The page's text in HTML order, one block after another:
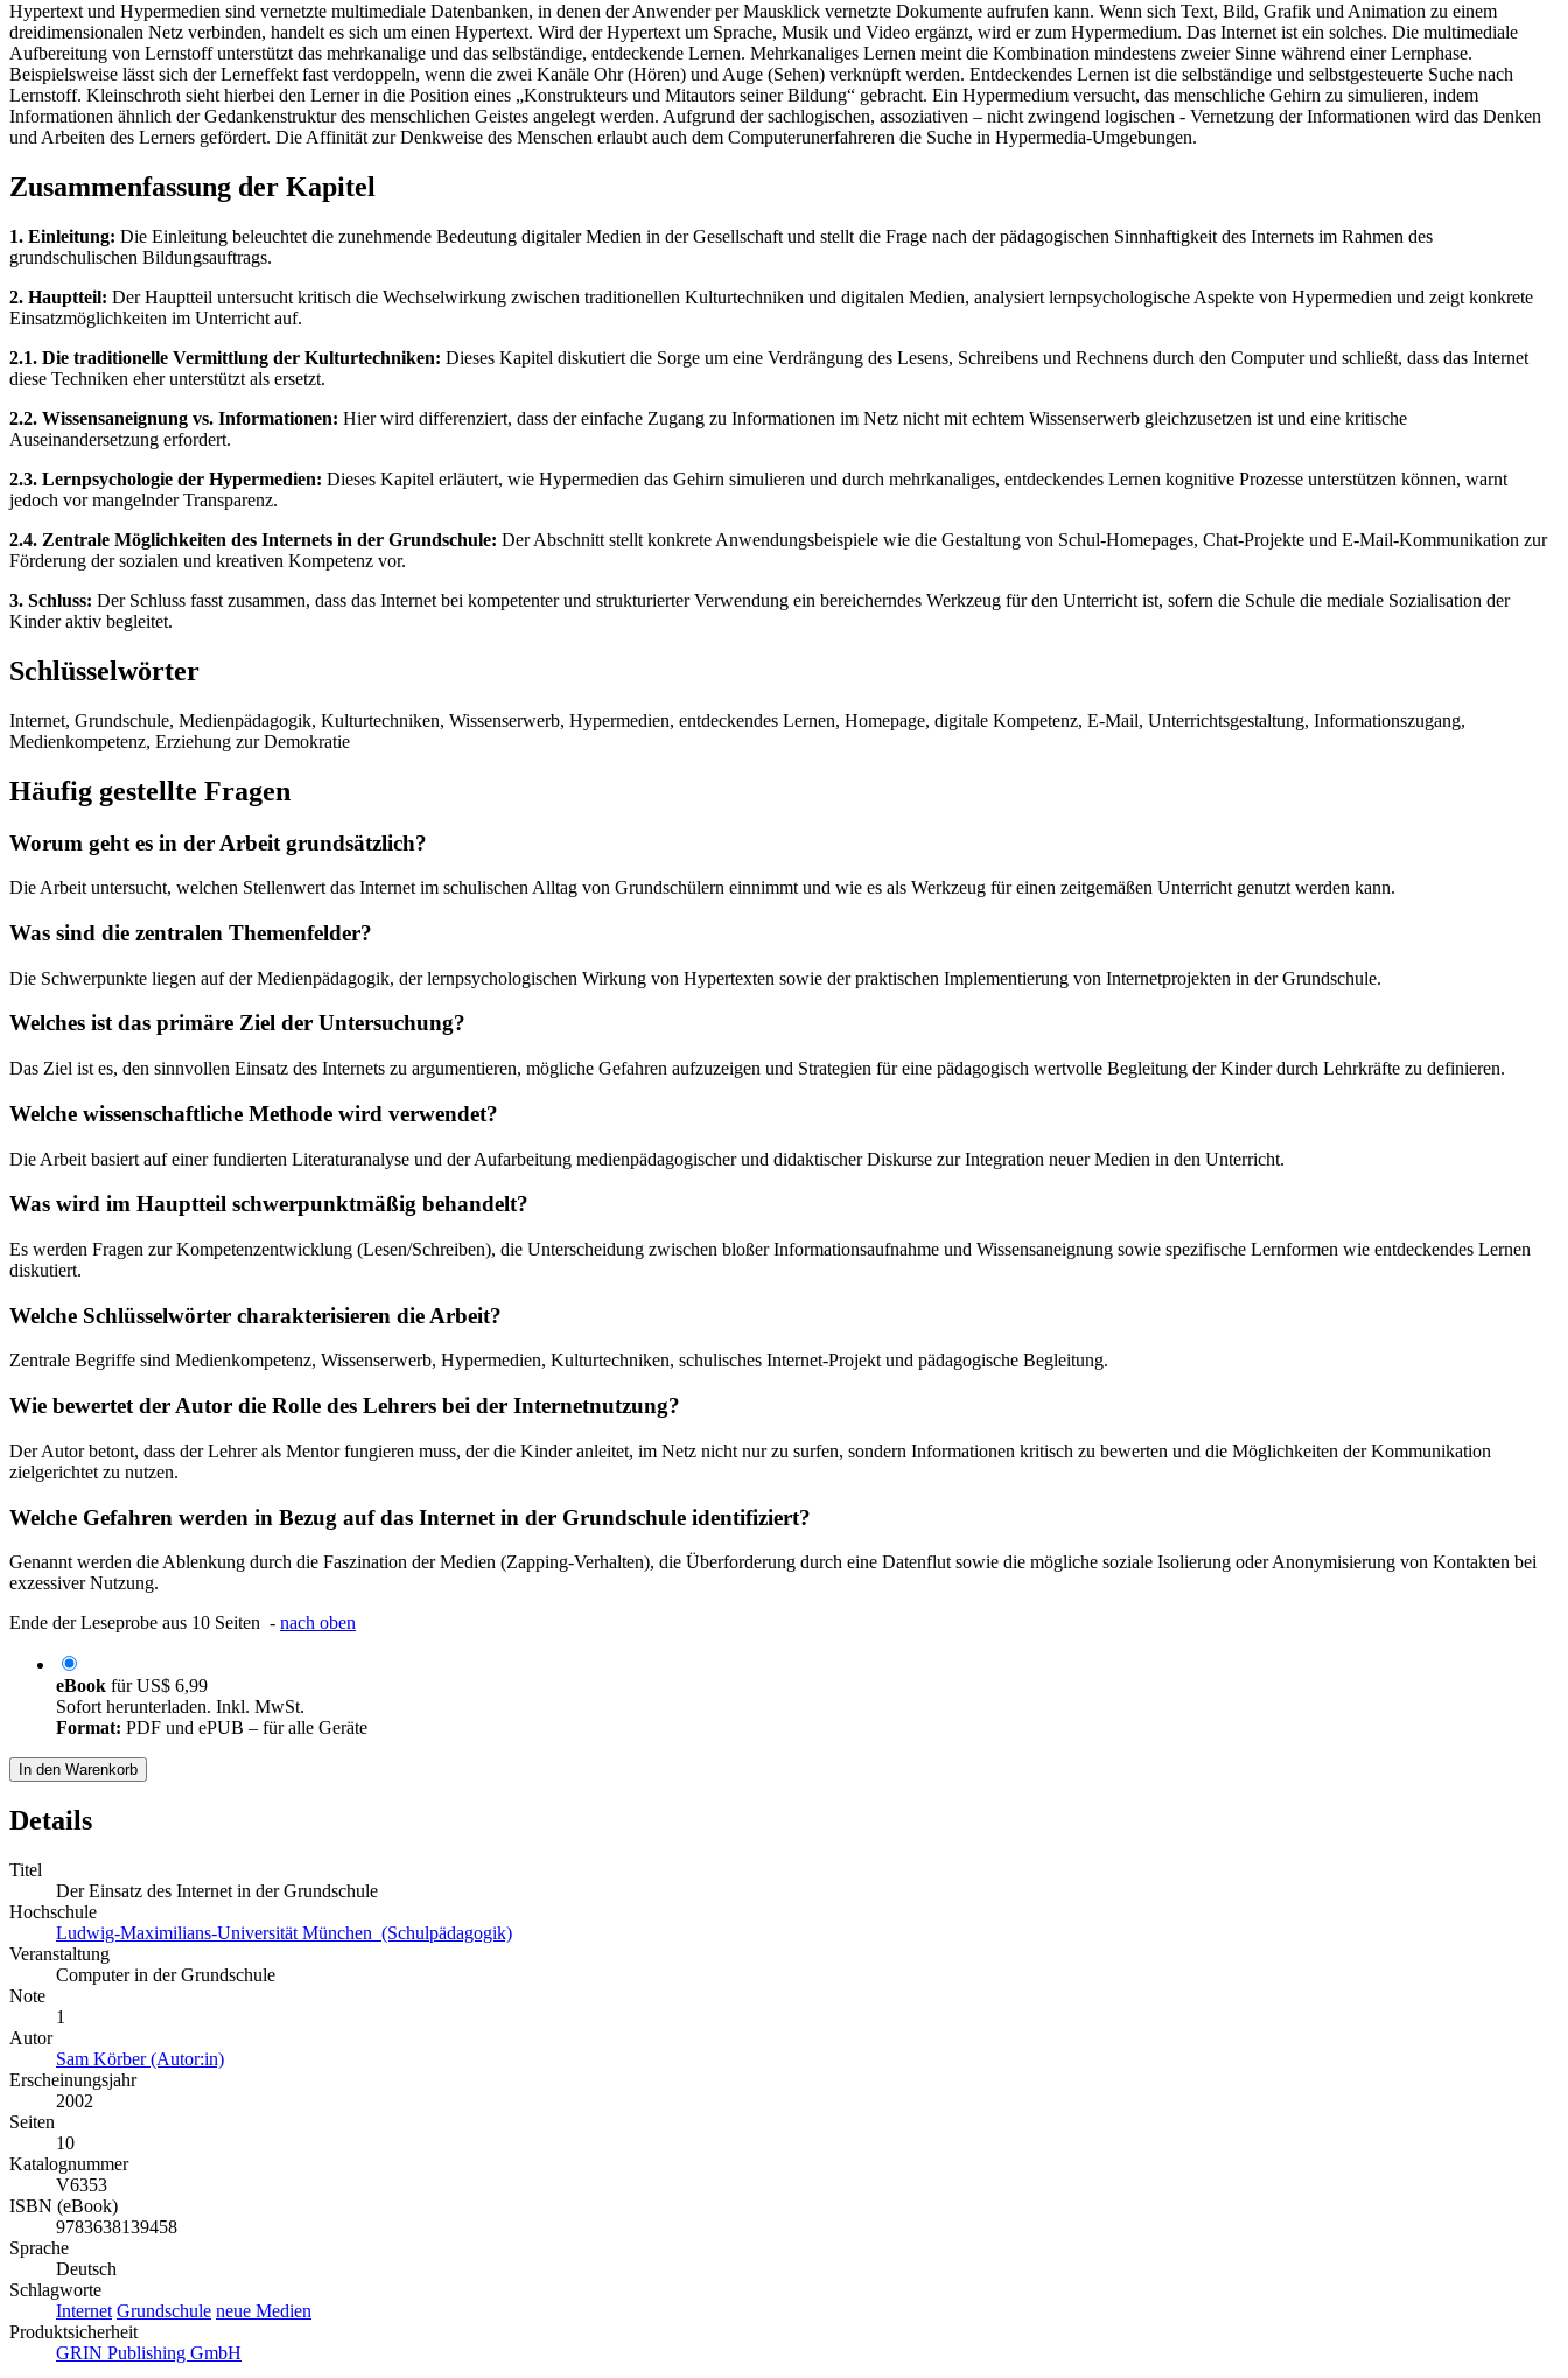
Hypertext und Hypermedien sind vernetzte multimediale Datenbanken, in denen der Anwender per Mausklick vernetzte Dokumente aufrufen kann. Wenn sich Text, Bild, Grafik und Animation zu einem
dreidimensionalen Netz verbinden, handelt es sich um einen Hypertext. Wird der Hypertext um Sprache, Musik und Video ergänzt, wird er zum Hypermedium. Das Internet ist ein solches. Die multimediale
Aufbereitung von Lernstoff unterstützt das mehrkanalige und das selbständige, entdeckende Lernen. Mehrkanaliges Lernen meint die Kombination mindestens zweier Sinne während einer Lernphase.
Beispielsweise lässt sich der Lerneffekt fast verdoppeln, wenn die zwei Kanäle Ohr (Hören) und Auge (Sehen) verknüpft werden. Entdeckendes Lernen ist die selbständige und selbstgesteuerte Suche nach
Lernstoff. Kleinschroth sieht hierbei den Lerner in die Position eines „Konstrukteurs und Mitautors seiner Bildung“ gebracht. Ein Hypermedium versucht, das menschliche Gehirn zu simulieren, indem
Informationen ähnlich der Gedankenstruktur des menschlichen Geistes angelegt werden. Aufgrund der sachlogischen, assoziativen – nicht zwingend logischen - Vernetzung der Informationen wird das Denken
und Arbeiten des Lerners gefördert. Die Affinität zur Denkweise des Menschen erlaubt auch dem Computerunerfahreren die Suche in Hypermedia-Umgebungen.
Zusammenfassung der Kapitel
1. Einleitung: Die Einleitung beleuchtet die zunehmende Bedeutung digitaler Medien in der Gesellschaft und stellt die Frage nach der pädagogischen Sinnhaftigkeit des Internets im Rahmen des
grundschulischen Bildungsauftrags.
2. Hauptteil: Der Hauptteil untersucht kritisch die Wechselwirkung zwischen traditionellen Kulturtechniken und digitalen Medien, analysiert lernpsychologische Aspekte von Hypermedien und zeigt konkrete
Einsatzmöglichkeiten im Unterricht auf.
2.1. Die traditionelle Vermittlung der Kulturtechniken: Dieses Kapitel diskutiert die Sorge um eine Verdrängung des Lesens, Schreibens und Rechnens durch den Computer und schließt, dass das Internet
diese Techniken eher unterstützt als ersetzt.
2.2. Wissensaneignung vs. Informationen: Hier wird differenziert, dass der einfache Zugang zu Informationen im Netz nicht mit echtem Wissenserwerb gleichzusetzen ist und eine kritische
Auseinandersetzung erfordert.
2.3. Lernpsychologie der Hypermedien: Dieses Kapitel erläutert, wie Hypermedien das Gehirn simulieren und durch mehrkanaliges, entdeckendes Lernen kognitive Prozesse unterstützen können, warnt
jedoch vor mangelnder Transparenz.
2.4. Zentrale Möglichkeiten des Internets in der Grundschule: Der Abschnitt stellt konkrete Anwendungsbeispiele wie die Gestaltung von Schul-Homepages, Chat-Projekte und E-Mail-Kommunikation zur
Förderung der sozialen und kreativen Kompetenz vor.
3. Schluss: Der Schluss fasst zusammen, dass das Internet bei kompetenter und strukturierter Verwendung ein bereicherndes Werkzeug für den Unterricht ist, sofern die Schule die mediale Sozialisation der
Kinder aktiv begleitet.
Schlüsselwörter
Internet, Grundschule, Medienpädagogik, Kulturtechniken, Wissenserwerb, Hypermedien, entdeckendes Lernen, Homepage, digitale Kompetenz, E-Mail, Unterrichtsgestaltung, Informationszugang,
Medienkompetenz, Erziehung zur Demokratie
Häufig gestellte Fragen
Worum geht es in der Arbeit grundsätzlich?
Die Arbeit untersucht, welchen Stellenwert das Internet im schulischen Alltag von Grundschülern einnimmt und wie es als Werkzeug für einen zeitgemäßen Unterricht genutzt werden kann.
Was sind die zentralen Themenfelder?
Die Schwerpunkte liegen auf der Medienpädagogik, der lernpsychologischen Wirkung von Hypertexten sowie der praktischen Implementierung von Internetprojekten in der Grundschule.
Welches ist das primäre Ziel der Untersuchung?
Das Ziel ist es, den sinnvollen Einsatz des Internets zu argumentieren, mögliche Gefahren aufzuzeigen und Strategien für eine pädagogisch wertvolle Begleitung der Kinder durch Lehrkräfte zu definieren.
Welche wissenschaftliche Methode wird verwendet?
Die Arbeit basiert auf einer fundierten Literaturanalyse und der Aufarbeitung medienpädagogischer und didaktischer Diskurse zur Integration neuer Medien in den Unterricht.
Was wird im Hauptteil schwerpunktmäßig behandelt?
Es werden Fragen zur Kompetenzentwicklung (Lesen/Schreiben), die Unterscheidung zwischen bloßer Informationsaufnahme und Wissensaneignung sowie spezifische Lernformen wie entdeckendes Lernen
diskutiert.
Welche Schlüsselwörter charakterisieren die Arbeit?
Zentrale Begriffe sind Medienkompetenz, Wissenserwerb, Hypermedien, Kulturtechniken, schulisches Internet-Projekt und pädagogische Begleitung.
Wie bewertet der Autor die Rolle des Lehrers bei der Internetnutzung?
Der Autor betont, dass der Lehrer als Mentor fungieren muss, der die Kinder anleitet, im Netz nicht nur zu surfen, sondern Informationen kritisch zu bewerten und die Möglichkeiten der Kommunikation
zielgerichtet zu nutzen.
Welche Gefahren werden in Bezug auf das Internet in der Grundschule identifiziert?
Genannt werden die Ablenkung durch die Faszination der Medien (Zapping-Verhalten), die Überforderung durch eine Datenflut sowie die mögliche soziale Isolierung oder Anonymisierung von Kontakten bei
exzessiver Nutzung.
Ende der Leseprobe aus 10 Seiten - nach oben
eBook fürUS$ 6,99
Sofort herunterladen. Inkl. MwSt.
Format: PDF und ePUB – für alle Geräte
In den Warenkorb
Details
Titel
Der Einsatz des Internet in der Grundschule
Hochschule
Ludwig-Maximilians-Universität München (Schulpädagogik)
Veranstaltung
Computer in der Grundschule
Note
1
Autor
Sam Körber (Autor:in)
Erscheinungsjahr
2002
Seiten
10
Katalognummer
V6353
ISBN (eBook)
9783638139458
Sprache
Deutsch
Schlagworte
Internet Grundschule neue Medien
Produktsicherheit
GRIN Publishing GmbH